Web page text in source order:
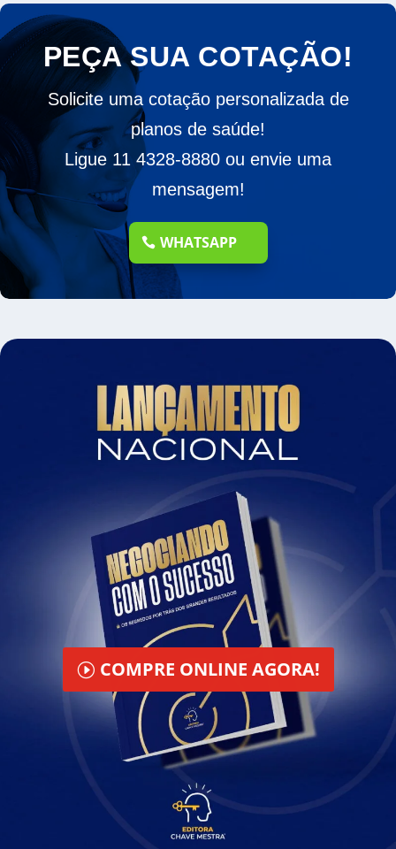
PEÇA SUA COTAÇÃO!
Solicite uma cotação personalizada de
planos de saúde!
Ligue 11 4328-8880 ou envie uma
mensagem!
WHATSAPP
COMPRE ONLINE AGORA!